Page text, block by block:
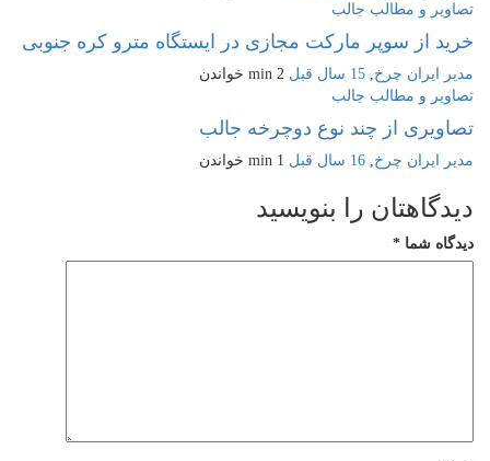
تصاویر و مطالب جالب
خرید از سوپر مارکت مجازی در ایستگاه مترو کره جنوبی
مدیر ایران چرخ, 15 سال قبل 2 min
خواندن
تصاویر و مطالب جالب
تصاویری از چند نوع دوچرخه جالب
مدیر ایران چرخ, 16 سال قبل 1 min خواندن
دیدگاهتان را بنویسید
دیدگاه شما *